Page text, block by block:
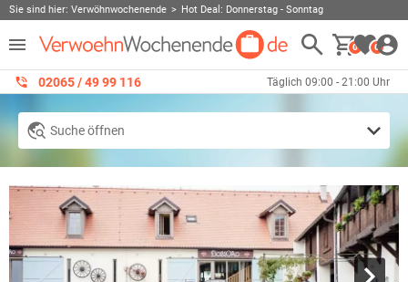
Sie sind hier: Verwöhnwochenende Hot Deal: Donnerstag - Sonntag
0 0
02065 / 49 ‌99 116 Täglich 09:00 - 21:00 Uhr
Suche öffnen